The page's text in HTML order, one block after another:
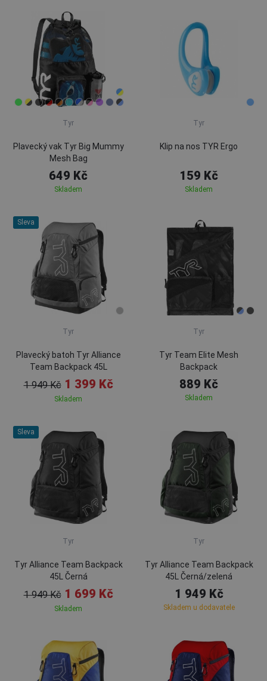
Tyr
Plavecký vak Tyr Big Mummy
Mesh Bag
649 Kč
Skladem
Tyr
Klip na nos TYR Ergo
159 Kč
Skladem
Sleva
Tyr
Plavecký batoh Tyr Alliance
Team Backpack 45L
1 949 Kč 1 399 Kč
Skladem
Tyr
Tyr Team Elite Mesh
Backpack
889 Kč
Skladem
Sleva
Tyr
Tyr Alliance Team Backpack
45L Černá
1 949 Kč 1 699 Kč
Skladem
Tyr
Tyr Alliance Team Backpack
45L Černá/zelená
1 949 Kč
Skladem u dodavatele